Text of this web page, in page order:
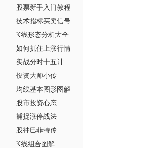
股票新手入门教程
技术指标买卖信号
K线形态分析大全
如何抓住上涨行情
实战分时十五计
投资大师小传
均线基本图形图解
股市投资心态
捕捉涨停战法
股神巴菲特传
K线组合图解